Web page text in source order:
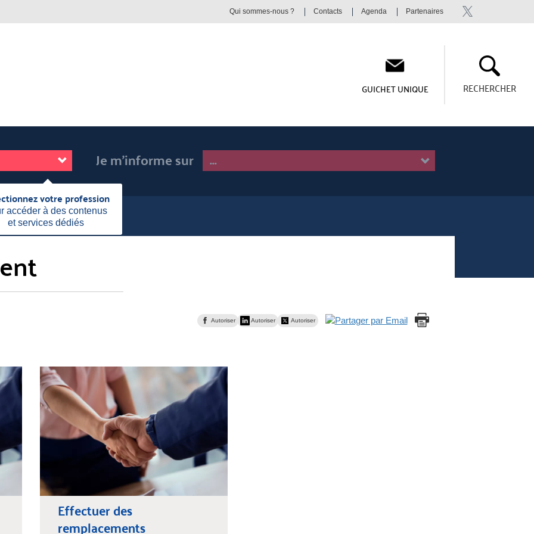
Qui sommes-nous ? Contacts Agenda Partenaires
GUICHET UNIQUE RECHERCHER
Je m'informe sur
votre profession
accéder à des contenus
et services dédiés
Autoriser Autoriser Autoriser
Effectuer des
remplacements